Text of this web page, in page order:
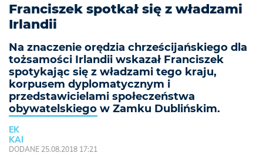
Franciszek spotkał się z władzami
Irlandii
Na znaczenie orędzia chrześcijańskiego dla
tożsamości Irlandii wskazał Franciszek
spotykając się z władzami tego kraju,
korpusem dyplomatycznym i
przedstawicielami społeczeństwa
obywatelskiego w Zamku Dublińskim.
EK
KAI
DODANE 25.08.2018 17:21